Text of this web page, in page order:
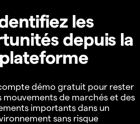
les
depuis la
plateforme
démo gratuit pour rester
mouvements de marchés et des
importants dans un
sans risque